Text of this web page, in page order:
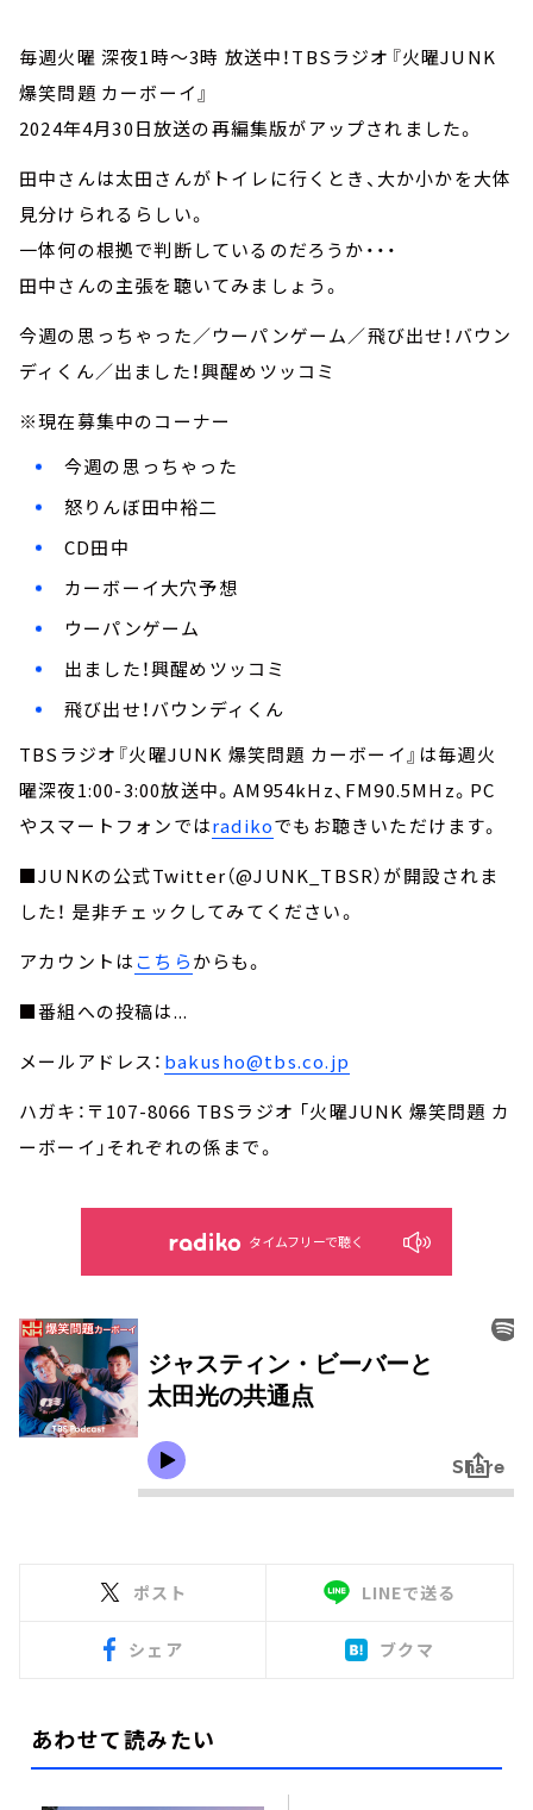
毎週火曜 深夜1時～3時 放送中！TBSラジオ『火曜JUNK
爆笑問題 カーボーイ』
2024年4月30日放送の再編集版がアップされました。
田中さんは太田さんがトイレに行くとき、大か小かを大体
見分けられるらしい。
一体何の根拠で判断しているのだろうか・・・
田中さんの主張を聴いてみましょう。
今週の思っちゃった／ウーパンゲーム／飛び出せ！バウン
ディくん／出ました！興醒めツッコミ
※現在募集中のコーナー
今週の思っちゃった
怒りんぼ田中裕二
CD田中
カーボーイ大穴予想
ウーパンゲーム
出ました！興醒めツッコミ
飛び出せ！バウンディくん
TBSラジオ『火曜JUNK 爆笑問題 カーボーイ』は毎週火
曜深夜1:00-3:00放送中。AM954kHz、FM90.5MHz。PC
やスマートフォンではradikoでもお聴きいただけます。
■JUNKの公式Twitter（@JUNK_TBSR）が開設されま
した！ 是非チェックしてみてください。
アカウントはこちらからも。
■番組への投稿は...
メールアドレス： bakusho@tbs.co.jp
ハガキ：〒107-8066 TBSラジオ 「火曜JUNK 爆笑問題 カ
ーボーイ」それぞれの係まで。
タイムフリーで聴く
ポスト LINEで送る
シェア ブクマ
あわせて読みたい